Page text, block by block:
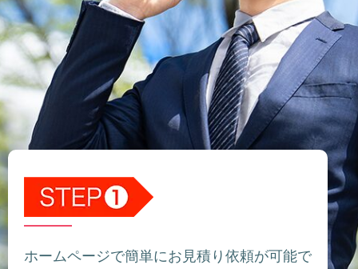
ホームページで簡単にお見積り依頼が可能で